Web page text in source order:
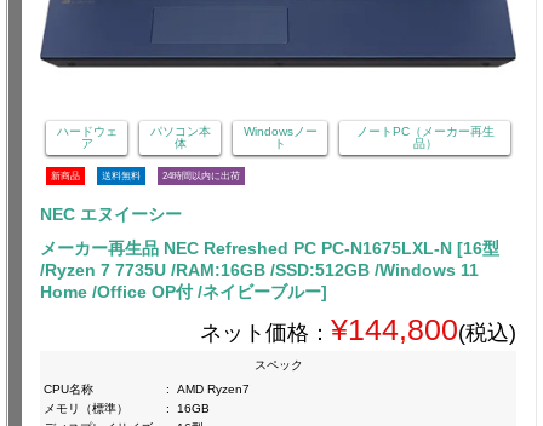
ハードウェ
ア
パソコン本
体
Windowsノー
ト
ノートPC（メーカー再生
品）
新商品 送料無料 24時間以内に出荷
NEC エヌイーシー
メーカー再生品 NEC Refreshed PC PC-N1675LXL-N [16型
/Ryzen 7 7735U /RAM:16GB /SSD:512GB /Windows 11
Home /Office OP付 /ネイビーブルー]
ネット価格： ¥144,800(税込)
スペック
CPU名称
:
AMD Ryzen7
メモリ（標準）
:
16GB